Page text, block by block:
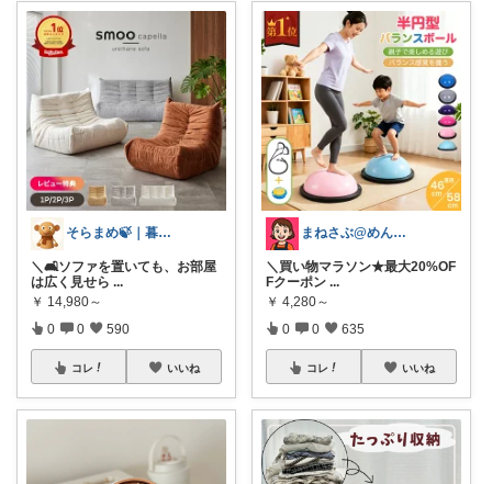
そらまめ🍃｜暮らしの便利グッズ
＼🛋️ソファを置いても、お部屋
は広く見せら ...
￥ 14,980～
0 0 590
コレ いいね
まねさぶ@めんどくさい→快適
＼買い物マラソン★最大20%OF
Fクーポン ...
￥ 4,280～
0 0 635
コレ いいね